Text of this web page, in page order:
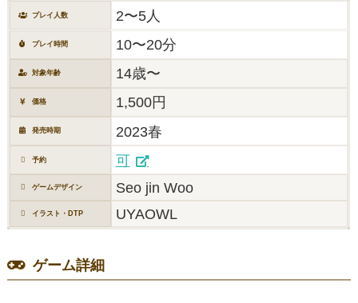
プレイ人数 2〜5人
プレイ時間 10〜20分
対象年齢 14歳〜
価格 1,500円
発売時期 2023春
予約 可
ゲームデザイン Seo jin Woo
イラスト・DTP UYAOWL
ゲーム詳細